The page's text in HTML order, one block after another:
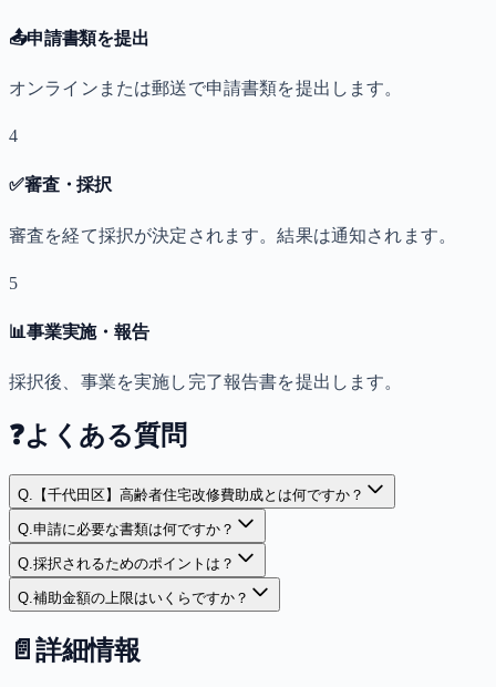
📤申請書類を提出
オンラインまたは郵送で申請書類を提出します。
4
✅審査・採択
審査を経て採択が決定されます。結果は通知されます。
5
📊事業実施・報告
採択後、事業を実施し完了報告書を提出します。
❓よくある質問
Q. 【千代田区】高齢者住宅改修費助成とは何ですか？
Q.申請に必要な書類は何ですか？
Q.採択されるためのポイントは？
Q.補助金額の上限はいくらですか？
📄 詳細情報